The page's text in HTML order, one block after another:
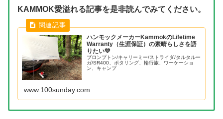
KAMMOK愛溢れる記事を是非読んでみてください。
ハンモックメーカーKammokのLifetime
Warranty（生涯保証）の素晴らしさを語
りたい💛
ブロンプトン/キャリーミー/ストライダ/タルタルー
ガ/SR400、ポタリング、輪行旅、ワーケーショ
ン、キャンプ
www.100sunday.com